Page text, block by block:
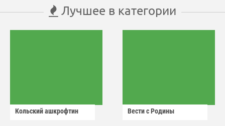
Лучшее в категории
Кольский ашкрофтин Вести с Родины